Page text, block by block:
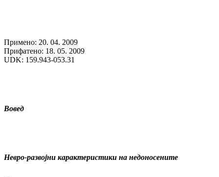
Примено: 20. 04. 2009
Прифатено: 18. 05. 2009
UDK: 159.943-053.31
Вовед
Невро-развојни карактеристики на недоносените